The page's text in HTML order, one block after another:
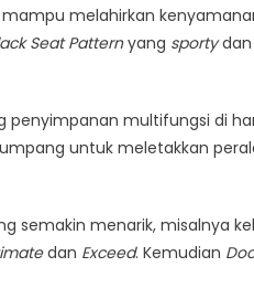
melahirkan
Seat Patternyang sportydan
penyimpanan multifungsi di
untuk meletakkan
semakin menarik, misalnya
dan Exceed. Kemudian